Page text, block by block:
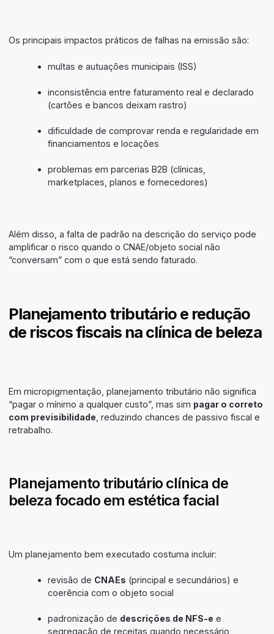
Os principais impactos práticos de falhas na emissão são:
multas e autuações municipais (ISS)
inconsistência entre faturamento real e declarado
(cartões e bancos deixam rastro)
dificuldade de comprovar renda e regularidade em
financiamentos e locações
problemas em parcerias B2B (clínicas,
marketplaces, planos e fornecedores)
Além disso, a falta de padrão na descrição do serviço pode
amplificar o risco quando o CNAE/objeto social não
“conversam” com o que está sendo faturado.
Planejamento tributário e redução
de riscos fiscais na clínica de beleza
Em micropigmentação, planejamento tributário não significa
“pagar o mínimo a qualquer custo”, mas sim pagar o correto
com previsibilidade , reduzindo chances de passivo fiscal e
retrabalho.
Planejamento tributário clínica de
beleza focado em estética facial
Um planejamento bem executado costuma incluir:
revisão de CNAEs (principal e secundários) e
coerência com o objeto social
padronização de descrições de NFS-e e
segregação de receitas quando necessário